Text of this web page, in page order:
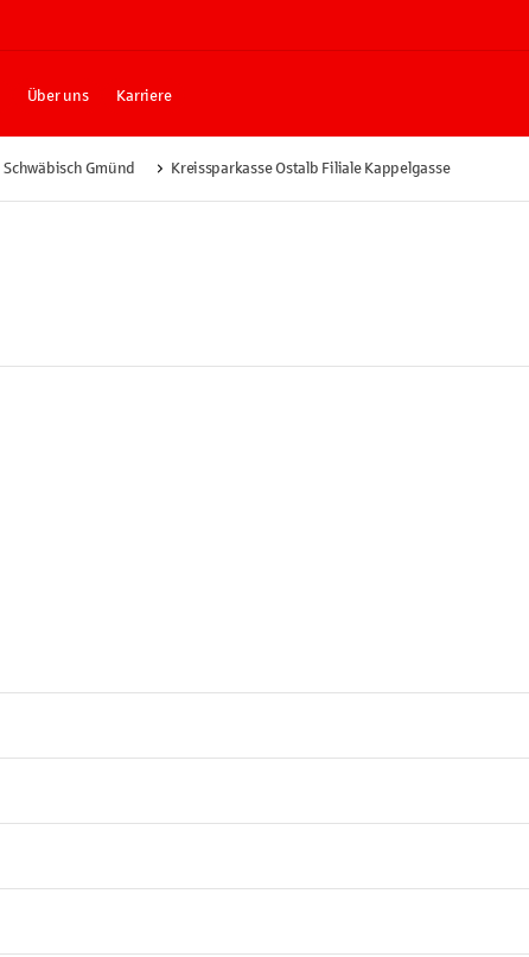
Über uns Karriere
Schwäbisch Gmünd Kreissparkasse Ostalb Filiale Kappelgasse